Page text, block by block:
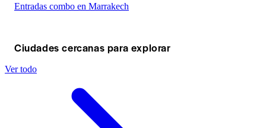
Entradas combo en Marrakech
Ciudades cercanas para explorar
Ver todo